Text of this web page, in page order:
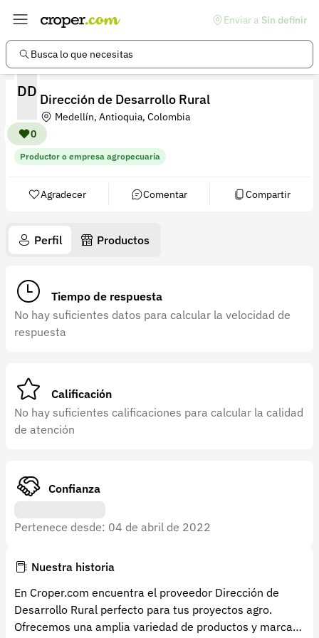
Enviar a Sin definir
Busca lo que necesitas
DD
0
Dirección de Desarrollo Rural
Medellín, Antioquia, Colombia
Productor o empresa agropecuaria
Agradecer Comentar Compartir
Perfil Productos
Tiempo de respuesta
No hay suficientes datos para calcular la velocidad de
respuesta
Calificación
No hay suficientes calificaciones para calcular la calidad
de atención
Confianza
Pertenece desde: 04 de abril de 2022
Nuestra historia
En Croper.com encuentra el proveedor Dirección de
Desarrollo Rural perfecto para tus proyectos agro.
Ofrecemos una amplia variedad de productos y marcas
Enlaces de interés
Preguntas frecuentes
Información legal
Términos y condiciones
Política de devoluciones
Cuenta
Registrarse
Recuperar contraseña
Soporte
+57 323 2931928
contacto@croper.com
Versión 5.45.0